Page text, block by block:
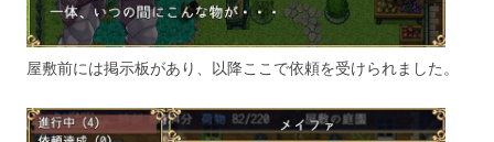
屋敷前には掲示板があり、以降ここで依頼を受けられました。